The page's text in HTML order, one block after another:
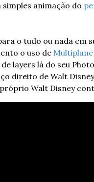
animação do
o tudo ou nada
o uso de
layers lá do seu
direito de Walt
Walt Disney